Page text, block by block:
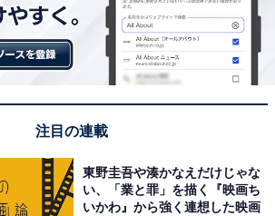
1 2
注目の連載
東野圭吾や湊かなえだけじゃな
い、「業と罪」を描く『映画ち
いかわ』から強く連想した映画